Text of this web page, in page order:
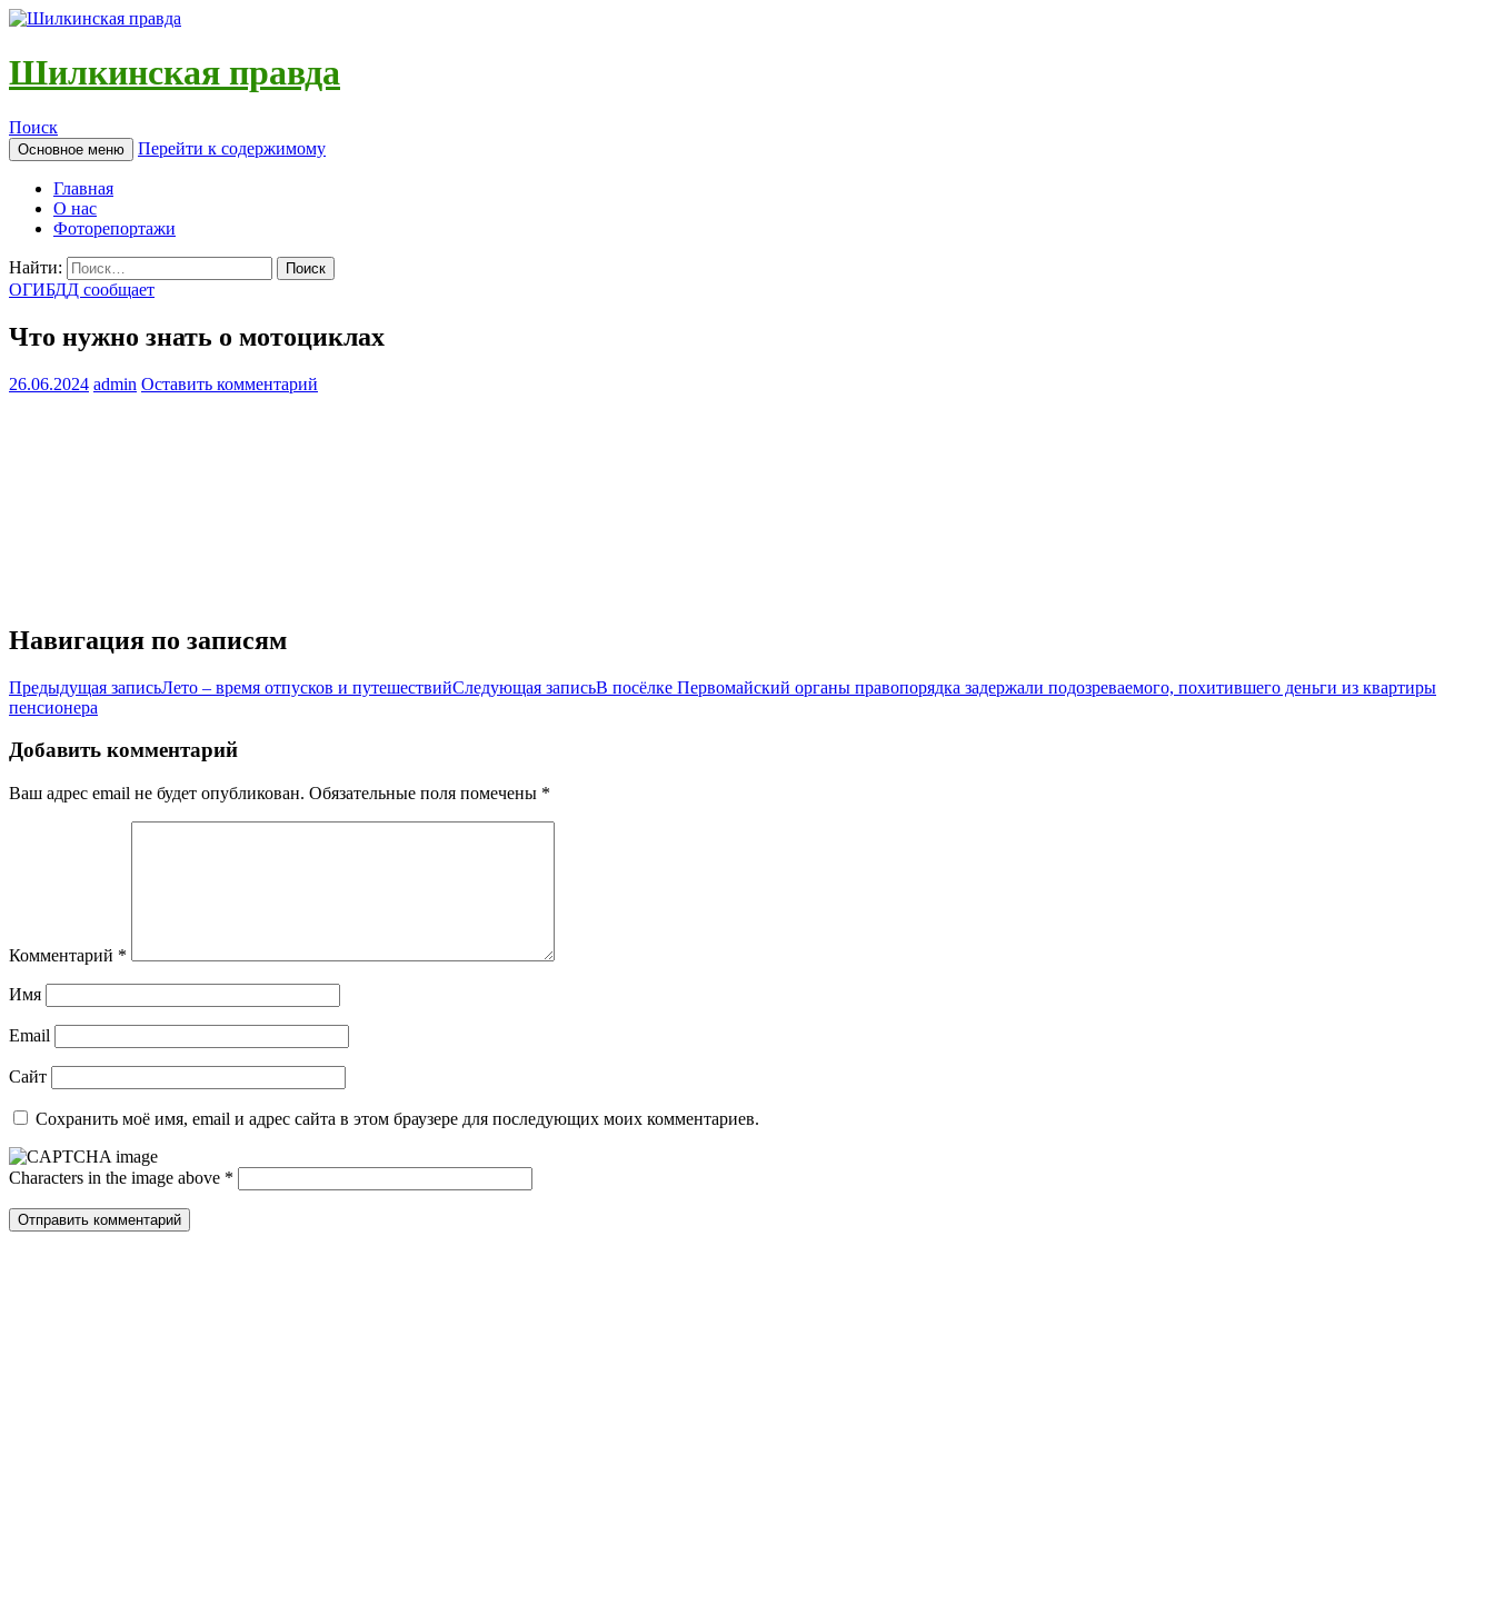
Шилкинская правда
Поиск
Основное меню Перейти к содержимому
Главная
О нас
Фоторепортажи
Найти:
ОГИБДД сообщает
Что нужно знать о мотоциклах
26.06.2024 admin Оставить комментарий
Навигация по записям
Предыдущая записьЛето – время отпусков и путешествийСледующая записьВ посёлке Первомайский органы правопорядка задержали подозреваемого, похитившего деньги из квартиры
пенсионера
Добавить комментарий
Ваш адрес email не будет опубликован. Обязательные поля помечены *
Комментарий *
Имя
Email
Сайт
Сохранить моё имя, email и адрес сайта в этом браузере для последующих моих комментариев.
Characters in the image above *